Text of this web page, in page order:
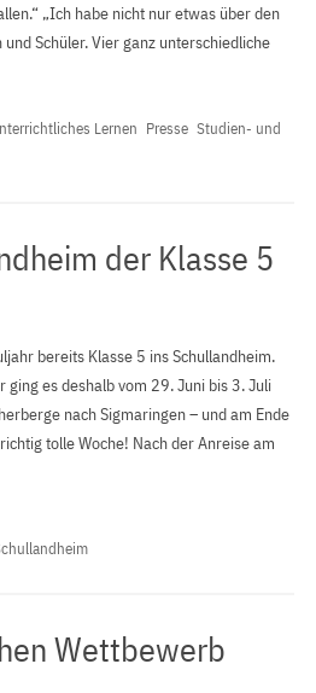
„Ich habe nicht nur etwas über den
Schüler. Vier ganz unterschiedliche
Lernen Presse Studien- und
der Klasse 5
bereits Klasse 5 ins Schullandheim.
ging es deshalb vom 29. Juni bis 3. Juli
nach Sigmaringen – und am Ende
tolle Woche! Nach der Anreise am
Wettbewerb